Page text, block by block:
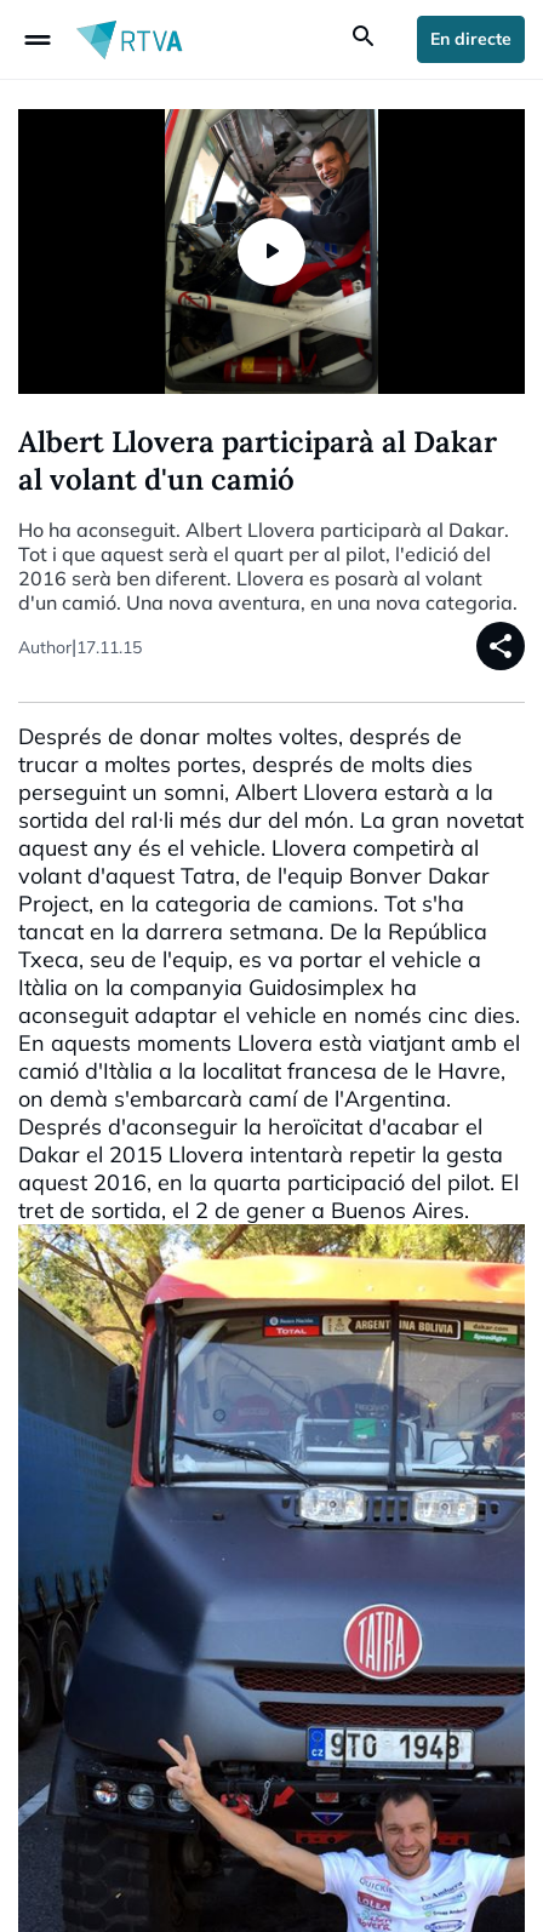
drag_handle search En directe
Albert Llovera participarà al Dakar
al volant d'un camió
Ho ha aconseguit. Albert Llovera participarà al Dakar.
Tot i que aquest serà el quart per al pilot, l'edició del
2016 serà ben diferent. Llovera es posarà al volant
d'un camió. Una nova aventura, en una nova categoria.
Author|17.11.15 share
Després de donar moltes voltes, després de
trucar a moltes portes, després de molts dies
perseguint un somni, Albert Llovera estarà a la
sortida del ral·li més dur del món. La gran novetat
aquest any és el vehicle. Llovera competirà al
volant d'aquest Tatra, de l'equip Bonver Dakar
Project, en la categoria de camions. Tot s'ha
tancat en la darrera setmana. De la República
Txeca, seu de l'equip, es va portar el vehicle a
Itàlia on la companyia Guidosimplex ha
aconseguit adaptar el vehicle en només cinc dies.
En aquests moments Llovera està viatjant amb el
camió d'Itàlia a la localitat francesa de le Havre,
on demà s'embarcarà camí de l'Argentina.
Després d'aconseguir la heroïcitat d'acabar el
Dakar el 2015 Llovera intentarà repetir la gesta
aquest 2016, en la quarta participació del pilot. El
tret de sortida, el 2 de gener a Buenos Aires.